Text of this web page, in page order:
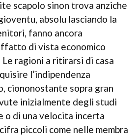
scapolo sinon trova anziche
absolu lasciando la
fanno ancora
di vista economico
ragioni a ritirarsi di casa
l’indipendenza
ciononostante sopra gran
inizialmente degli studi
o di una velocita incerta
piccoli come nelle membra